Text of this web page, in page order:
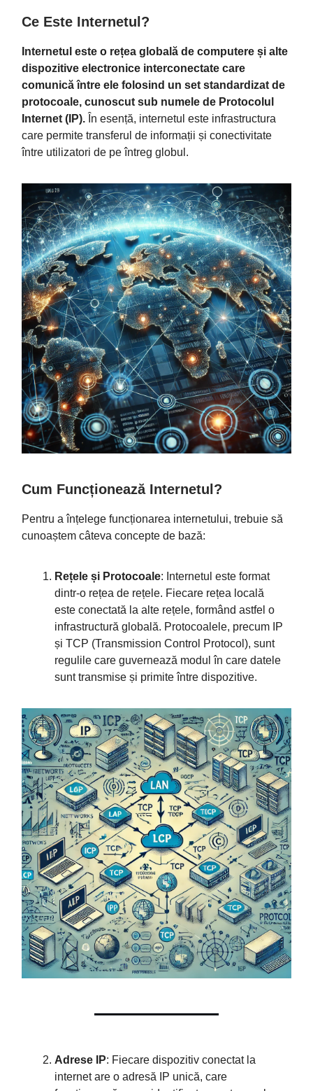
Ce Este Internetul?
Internetul este o rețea globală de computere și alte
dispozitive electronice interconectate care
comunică între ele folosind un set standardizat de
protocoale, cunoscut sub numele de Protocolul
Internet (IP). În esență, internetul este infrastructura
care permite transferul de informații și conectivitate
între utilizatori de pe întreg globul.
Cum Funcționează Internetul?
Pentru a înțelege funcționarea internetului, trebuie să
cunoaștem câteva concepte de bază:
Rețele și Protocoale: Internetul este format
dintr-o rețea de rețele. Fiecare rețea locală
este conectată la alte rețele, formând astfel o
infrastructură globală. Protocoalele, precum IP
și TCP (Transmission Control Protocol), sunt
regulile care guvernează modul în care datele
sunt transmise și primite între dispozitive.
Adrese IP: Fiecare dispozitiv conectat la
internet are o adresă IP unică, care